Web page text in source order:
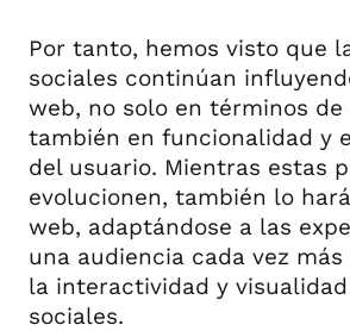
Por tanto, hemos visto que
sociales continúan
web, no solo en términos
también en funcionalidad y
del usuario. Mientras estas
evolucionen, también lo
web, adaptándose a las
una audiencia cada vez
la interactividad y
sociales.